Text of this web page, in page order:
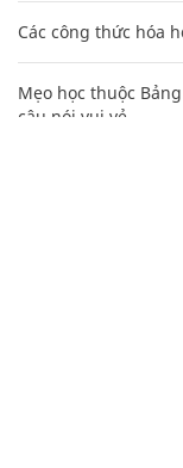
Các công thức hóa
Mẹo học thuộc
câu nói vui vẻ